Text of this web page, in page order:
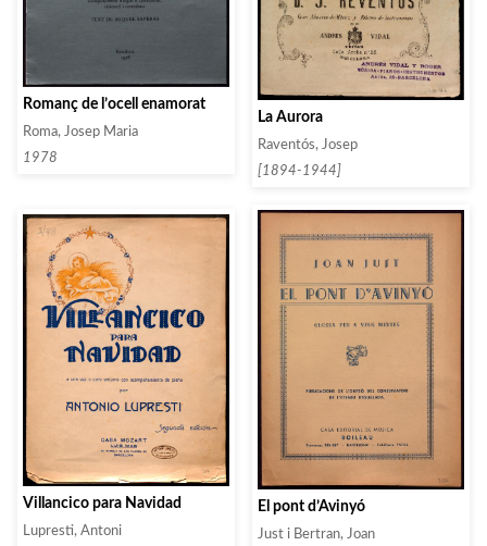
Romanç de l’ocell enamorat
Roma, Josep Maria
1978
La Aurora
Raventós, Josep
[1894-1944]
Villancico para Navidad
Lupresti, Antoni
El pont d’Avinyó
Just i Bertran, Joan